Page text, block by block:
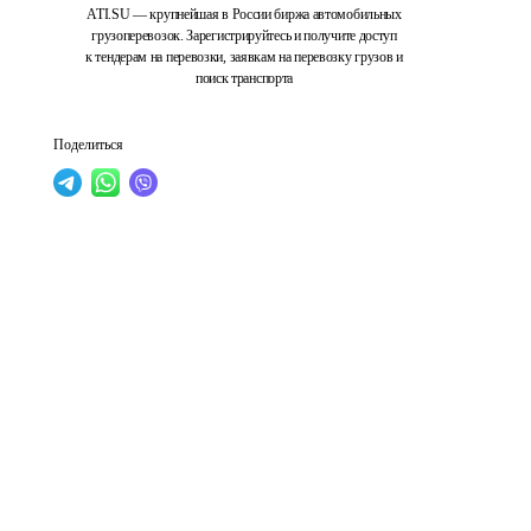
ATI.SU — крупнейшая в России биржа автомобильных
грузоперевозок. Зарегистрируйтесь и получите доступ
к тендерам на перевозки, заявкам на перевозку грузов и
поиск транспорта
Поделиться